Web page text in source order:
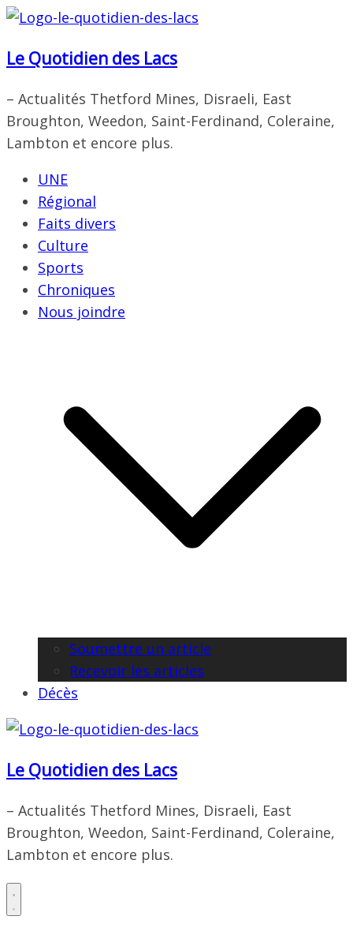
Passer
contenu
Le Quotidien des Lacs
– Actualités Thetford Mines, Disraeli, East
Broughton, Weedon, Saint-Ferdinand, Coleraine,
Lambton et encore plus.
UNE
Régional
Faits divers
Culture
Sports
Chroniques
Nous joindre
Soumettre un article
Recevoir les articles
Décès
Le Quotidien des Lacs
– Actualités Thetford Mines, Disraeli, East
Broughton, Weedon, Saint-Ferdinand, Coleraine,
Lambton et encore plus.